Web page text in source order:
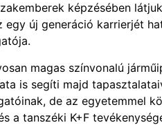
képzésében
új generáció karrierjét
magas színvonalú
is segíti majd
de az egyetemmel
a tanszéki K+F